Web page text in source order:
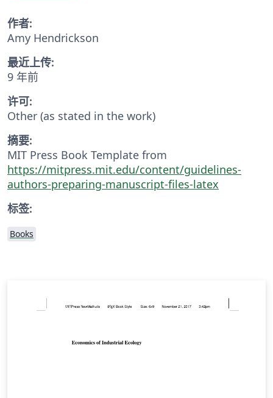
作者:
Amy Hendrickson
最近上传:
9 年前
许可:
Other (as stated in the work)
摘要:
MIT Press Book Template from
https://mitpress.mit.edu/content/guidelines-
authors-preparing-manuscript-files-latex
标签:
Books